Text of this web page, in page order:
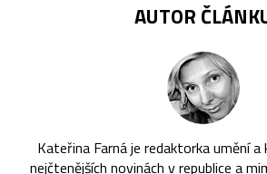
AUTOR
Kateřina Farná je redaktorka umění
nejčtenějších novinách v republice a